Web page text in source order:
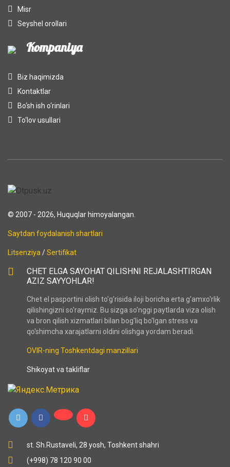
Misr
Seyshel orollari
Kompaniya
Biz haqimizda
Kontaktlar
Bo‘sh ish o‘rinlari
To‘lov usullari
© 2007 - 2026, Huquqlar himoyalangan.
Saytdan foydalanish shartlari
Litsenziya /Sertifikat
CHET ELGA SAYOHAT QILISHNI REJALASHTIRGAN
AZIZ SAYYOHLAR!
Chet el pasportini olish to'g'risida iloji boricha erta g'amxo'rlik
qilishingizni so'raymiz. Bu sizga so'nggi paytlarda viza olish
va bron qilish xizmatlari bilan bog'liq bo'lgan stress va
qo'shimcha xarajatlarni oldini olishga yordam beradi.
OVIR-ning Toshkentdagi manzillari
Shikoyat va takliflar
st. Sh.Rustaveli, 28 yosh, Toshkent shahri
(+998) 78 120 90 00